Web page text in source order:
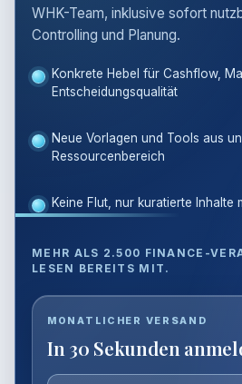
WHK-Team, inklusive sofort
Controlling und Planung.
Konkrete Hebel für Cashflow,
Entscheidungsqualität
Neue Vorlagen und Tools aus
Ressourcenbereich
Keine Flut, nur kuratierte Inhalte
MEHR ALS 2.500 FINANCE-
LESEN BEREITS MIT.
MONATLICHER VERSAND
In 30 Sekunden
E-
Mail-
Adresse